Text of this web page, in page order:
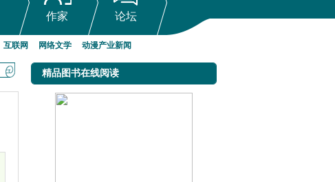
作家 论坛
互联网 网络文学 动漫产业新闻
精品图书在线阅读